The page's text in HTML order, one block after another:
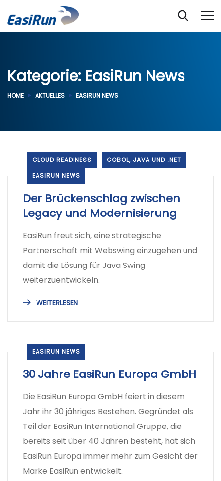
Kategorie: EasiRun News
HOME AKTUELLES EASIRUN NEWS
CLOUD READINESS
COBOL, JAVA UND .NET
EASIRUN NEWS
Der Brückenschlag zwischen
Legacy und Modernisierung
EasiRun freut sich, eine strategische
Partnerschaft mit Webswing einzugehen und
damit die Lösung für Java Swing
weiterzuentwickeln.
WEITERLESEN
EASIRUN NEWS
30 Jahre EasiRun Europa GmbH
Die EasiRun Europa GmbH feiert in diesem
Jahr ihr 30 jähriges Bestehen. Gegründet als
Teil der EasiRun International Gruppe, die
bereits seit über 40 Jahren besteht, hat sich
EasiRun Europa immer mehr zum Gesicht der
Marke EasiRun entwickelt.